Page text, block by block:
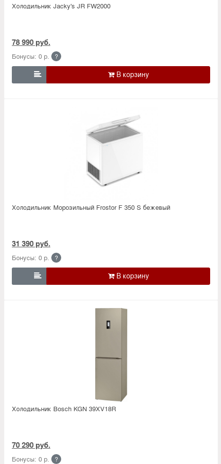
Холодильник Jacky's JR FW2000
78 990 руб.
Бонусы: 0 р. ?

Холодильник Морозильный Frostor F 350 S бежевый
31 390 руб.
Бонусы: 0 р. ?

Холодильник Bosсh KGN 39XV18R
70 290 руб.
Бонусы: 0 р. ?